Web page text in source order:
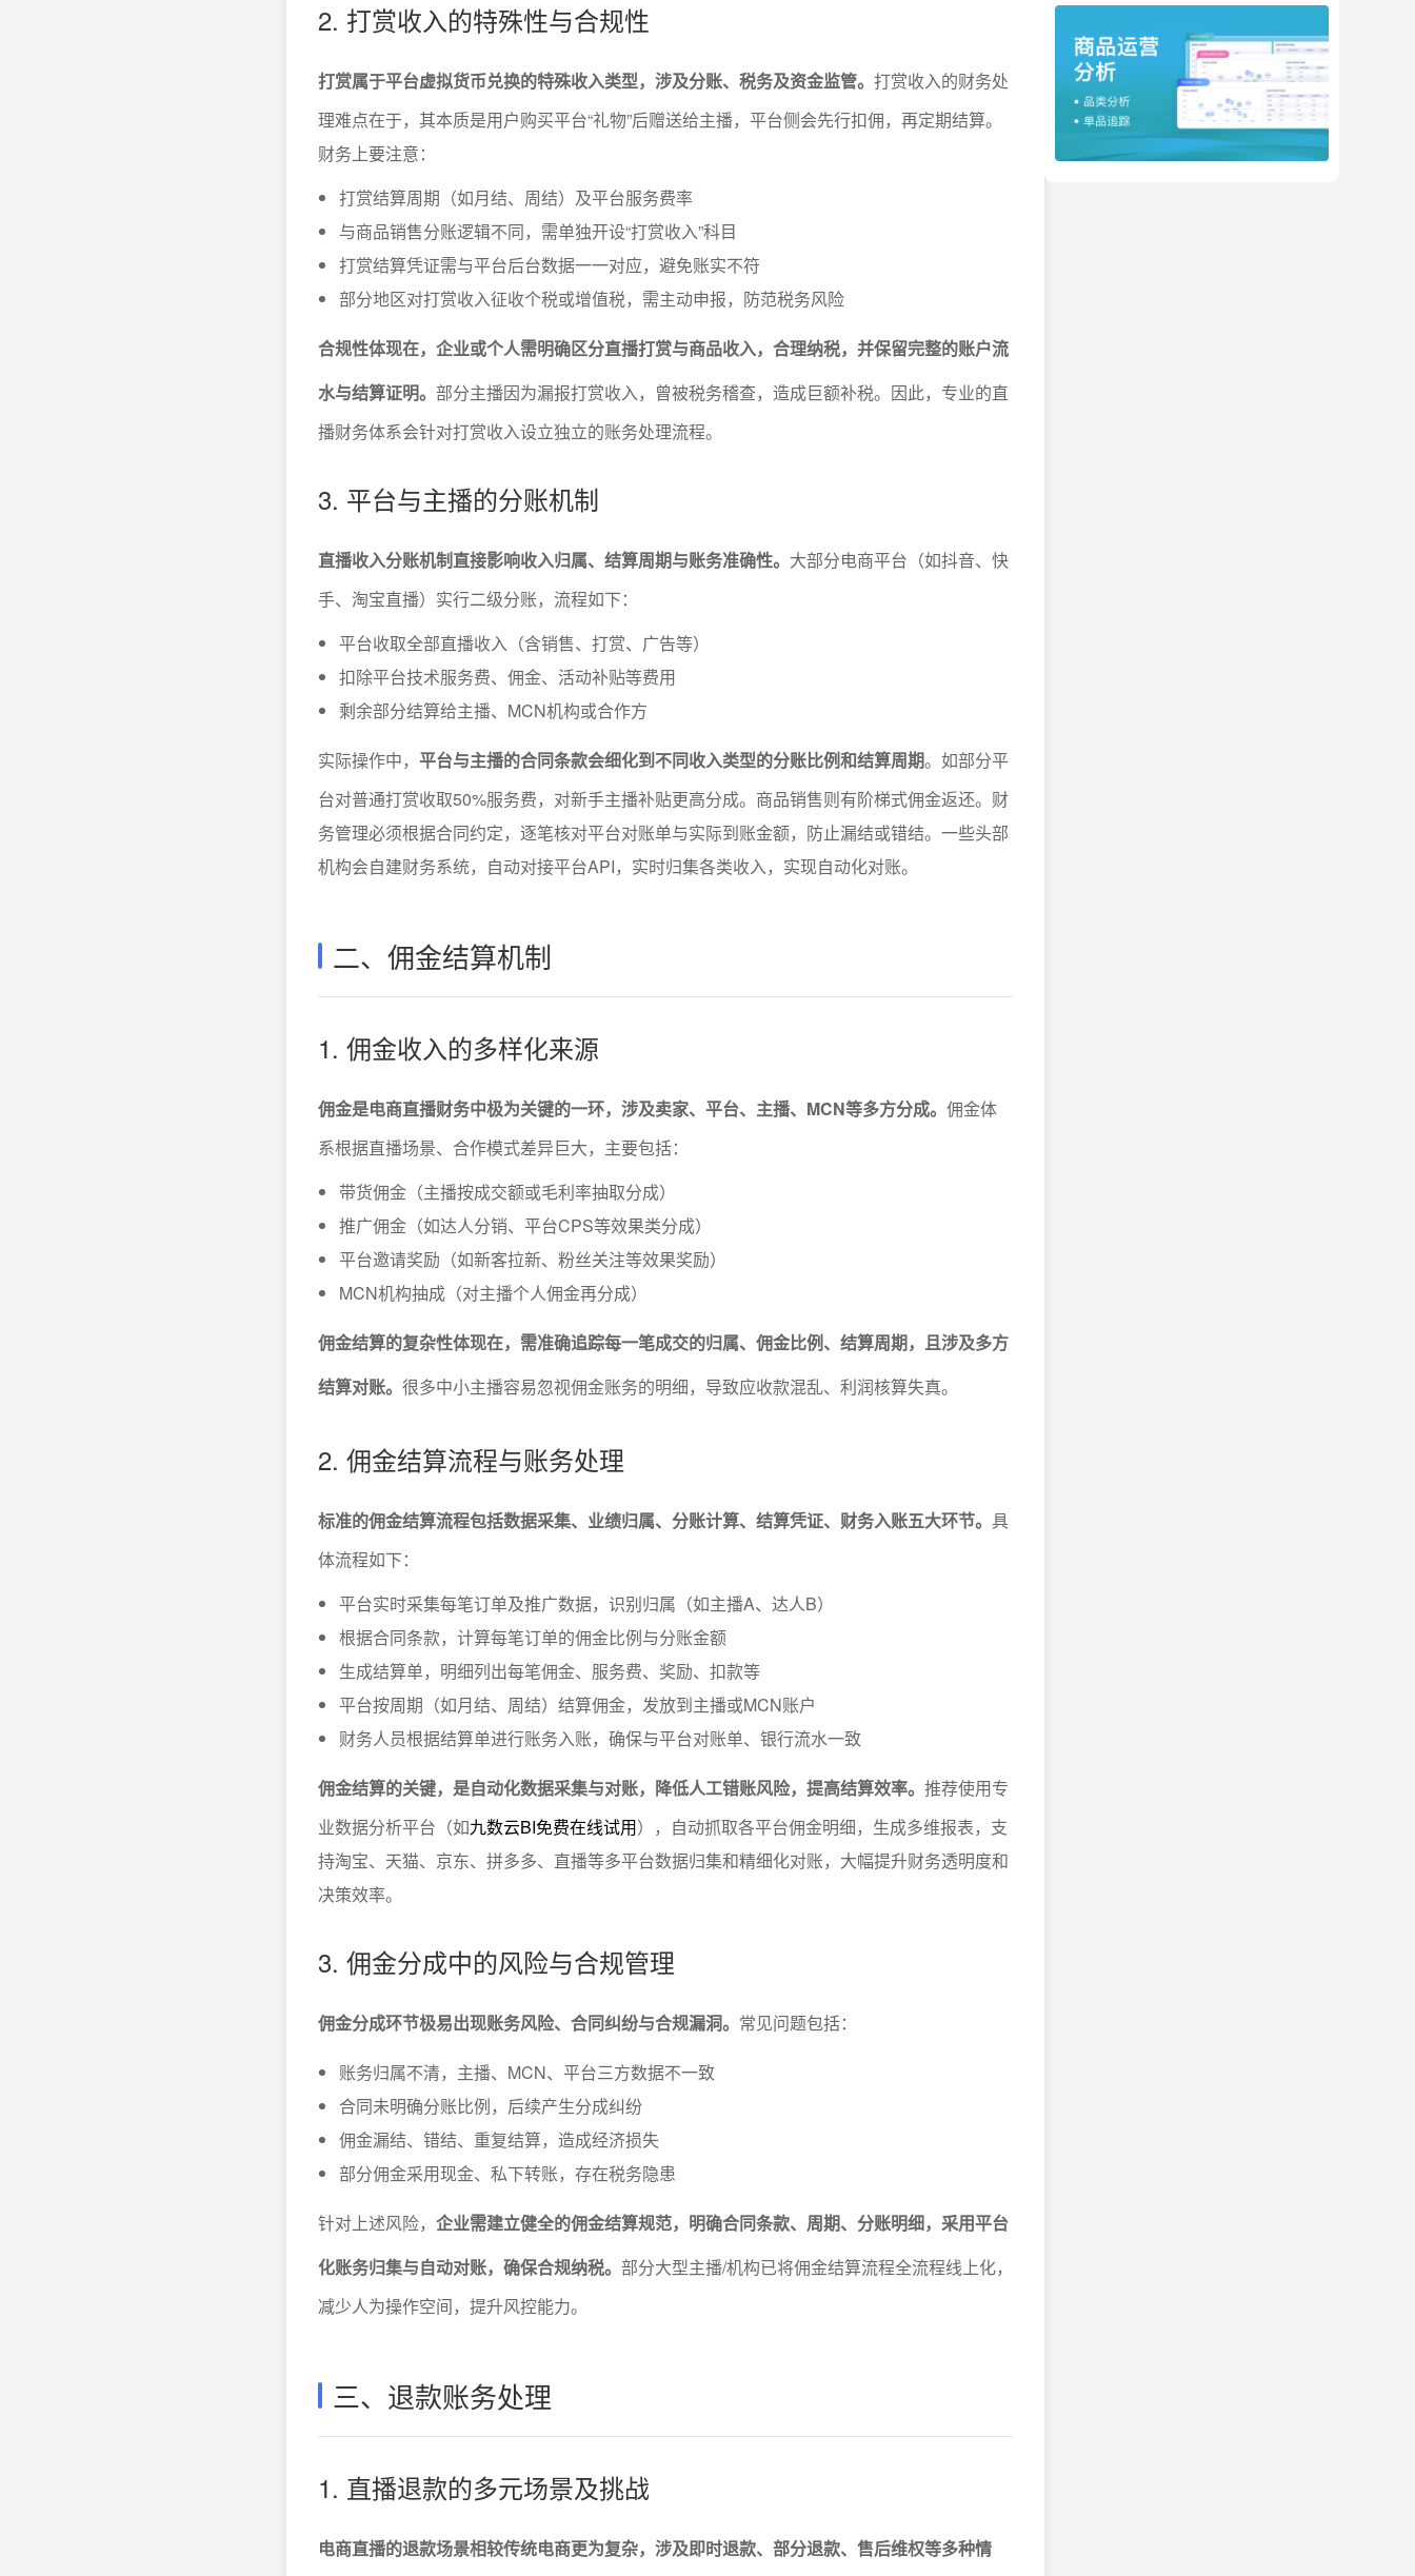
2. 打赏收入的特殊性与合规性
打赏属于平台虚拟货币兑换的特殊收入类型，涉及分账、税务及资金监管。 打赏收入的财务处
理难点在于，其本质是用户购买平台“礼物”后赠送给主播，平台侧会先行扣佣，再定期结算。
财务上要注意：
打赏结算周期（如月结、周结）及平台服务费率
与商品销售分账逻辑不同，需单独开设“打赏收入”科目
打赏结算凭证需与平台后台数据一一对应，避免账实不符
部分地区对打赏收入征收个税或增值税，需主动申报，防范税务风险
合规性体现在，企业或个人需明确区分直播打赏与商品收入，合理纳税，并保留完整的账户流
水与结算证明。 部分主播因为漏报打赏收入，曾被税务稽查，造成巨额补税。因此，专业的直
播财务体系会针对打赏收入设立独立的账务处理流程。
3. 平台与主播的分账机制
直播收入分账机制直接影响收入归属、结算周期与账务准确性。 大部分电商平台（如抖音、快
手、淘宝直播）实行二级分账，流程如下：
平台收取全部直播收入（含销售、打赏、广告等）
扣除平台技术服务费、佣金、活动补贴等费用
剩余部分结算给主播、MCN机构或合作方
实际操作中， 平台与主播的合同条款会细化到不同收入类型的分账比例和结算周期。如部分平
台对普通打赏收取50%服务费，对新手主播补贴更高分成。商品销售则有阶梯式佣金返还。财
务管理必须根据合同约定，逐笔核对平台对账单与实际到账金额，防止漏结或错结。一些头部
机构会自建财务系统，自动对接平台API，实时归集各类收入，实现自动化对账。
二、佣金结算机制
1. 佣金收入的多样化来源
佣金是电商直播财务中极为关键的一环，涉及卖家、平台、主播、MCN等多方分成。 佣金体
系根据直播场景、合作模式差异巨大，主要包括：
带货佣金（主播按成交额或毛利率抽取分成）
推广佣金（如达人分销、平台CPS等效果类分成）
平台邀请奖励（如新客拉新、粉丝关注等效果奖励）
MCN机构抽成（对主播个人佣金再分成）
佣金结算的复杂性体现在，需准确追踪每一笔成交的归属、佣金比例、结算周期，且涉及多方
结算对账。 很多中小主播容易忽视佣金账务的明细，导致应收款混乱、利润核算失真。
2. 佣金结算流程与账务处理
标准的佣金结算流程包括数据采集、业绩归属、分账计算、结算凭证、财务入账五大环节。 具
体流程如下：
平台实时采集每笔订单及推广数据，识别归属（如主播A、达人B）
根据合同条款，计算每笔订单的佣金比例与分账金额
生成结算单，明细列出每笔佣金、服务费、奖励、扣款等
平台按周期（如月结、周结）结算佣金，发放到主播或MCN账户
财务人员根据结算单进行账务入账，确保与平台对账单、银行流水一致
佣金结算的关键，是自动化数据采集与对账，降低人工错账风险，提高结算效率。 推荐使用专
业数据分析平台（如九数云BI免费在线试用），自动抓取各平台佣金明细，生成多维报表，支
持淘宝、天猫、京东、拼多多、直播等多平台数据归集和精细化对账，大幅提升财务透明度和
决策效率。
3. 佣金分成中的风险与合规管理
佣金分成环节极易出现账务风险、合同纠纷与合规漏洞。 常见问题包括：
账务归属不清，主播、MCN、平台三方数据不一致
合同未明确分账比例，后续产生分成纠纷
佣金漏结、错结、重复结算，造成经济损失
部分佣金采用现金、私下转账，存在税务隐患
针对上述风险， 企业需建立健全的佣金结算规范，明确合同条款、周期、分账明细，采用平台
化账务归集与自动对账，确保合规纳税。 部分大型主播/机构已将佣金结算流程全流程线上化，
减少人为操作空间，提升风控能力。
三、退款账务处理
1. 直播退款的多元场景及挑战
电商直播的退款场景相较传统电商更为复杂，涉及即时退款、部分退款、售后维权等多种情